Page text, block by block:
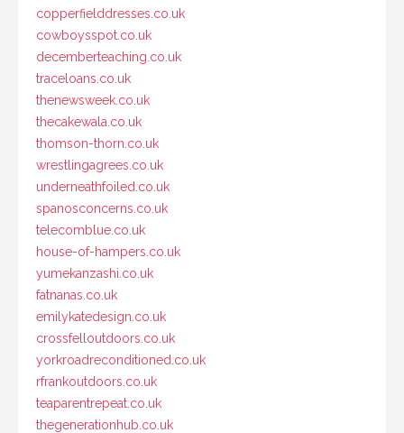
copperfielddresses.co.uk
cowboysspot.co.uk
decemberteaching.co.uk
traceloans.co.uk
thenewsweek.co.uk
thecakewala.co.uk
thomson-thorn.co.uk
wrestlingagrees.co.uk
underneathfoiled.co.uk
spanosconcerns.co.uk
telecomblue.co.uk
house-of-hampers.co.uk
yumekanzashi.co.uk
fatnanas.co.uk
emilykatedesign.co.uk
crossfelloutdoors.co.uk
yorkroadreconditioned.co.uk
rfrankoutdoors.co.uk
teaparentrepeat.co.uk
thegenerationhub.co.uk